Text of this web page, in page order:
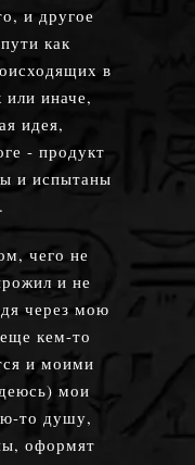
и другое
как
в
или иначе,
идея,
- продукт
и испытаны
чего не
и не
через мою
кем-то
и моими
мои
то душу,
оформят